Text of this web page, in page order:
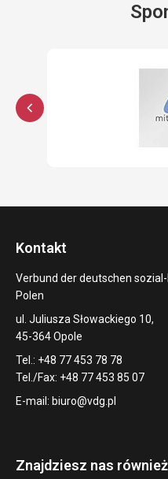
Kontakt
Verbund der deutschen
Polen
ul. Juliusza Słowackiego 10,
45-364 Opole
Tel.: +48 77 453 78 78
Tel./Fax: +48 77 453 85 07
E-mail: biuro@vdg.pl
Znajdziesz nas